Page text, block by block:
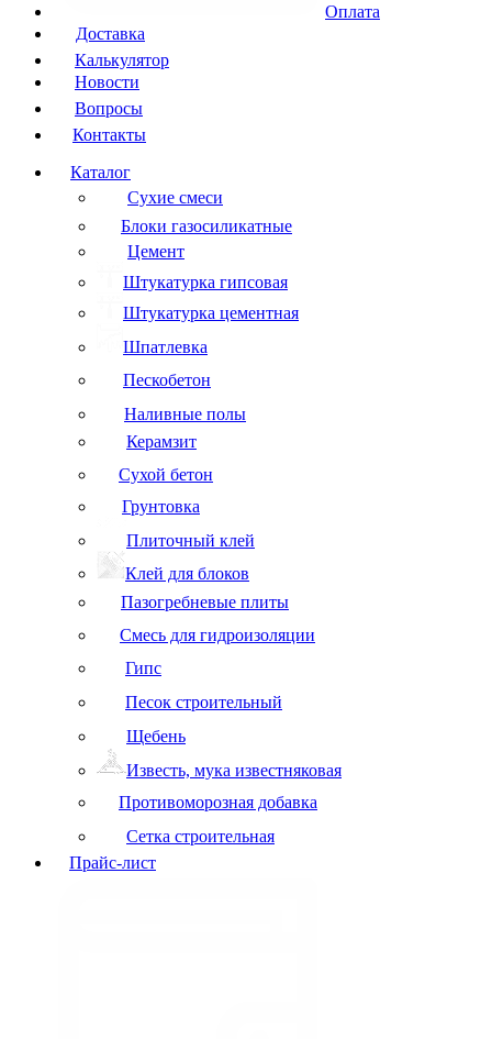
Оплата
Доставка
Калькулятор
Новости
Вопросы
Контакты
Каталог
Сухие смеси
Блоки газосиликатные
Цемент
Штукатурка гипсовая
Штукатурка цементная
Шпатлевка
Пескобетон
Наливные полы
Керамзит
Сухой бетон
Грунтовка
Плиточный клей
Клей для блоков
Пазогребневые плиты
Смесь для гидроизоляции
Гипс
Песок строительный
Щебень
Известь, мука известняковая
Противоморозная добавка
Сетка строительная
Прайс-лист